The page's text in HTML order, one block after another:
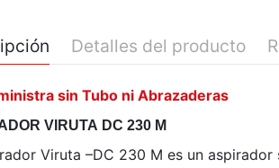
Detalles del producto
sin Tubo ni Abrazaderas
VIRUTA DC 230 M
Viruta –DC 230 M es un